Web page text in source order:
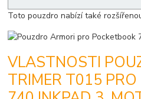
Toto pouzdro nabízí také
VLASTNOSTI
TRIMER T015